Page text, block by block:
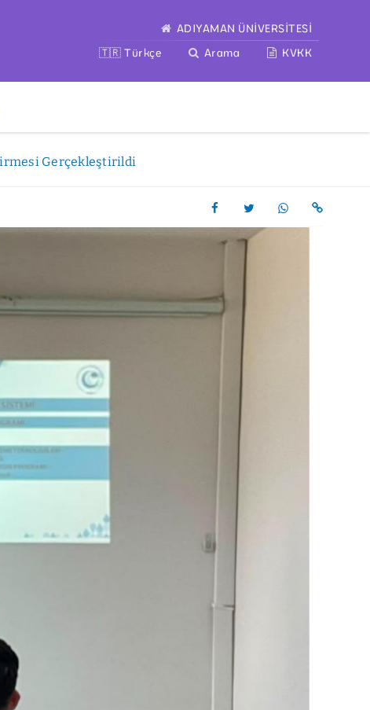
ADIYAMAN ÜNİVERSİTESİ
🇹🇷 Türkçe
Arama KVKK
Gerçekleştirildi